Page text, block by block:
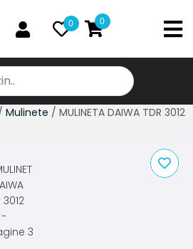
0 0
Mulinete / MULINETA DAIWA TDR 3012